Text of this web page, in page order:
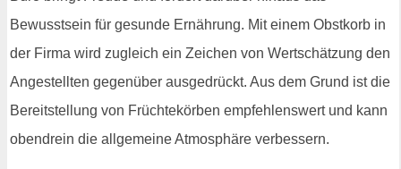
Bewusstsein für gesunde Ernährung. Mit einem Obstkorb in
der Firma wird zugleich ein Zeichen von Wertschätzung den
Angestellten gegenüber ausgedrückt. Aus dem Grund ist die
Bereitstellung von Früchtekörben empfehlenswert und kann
obendrein die allgemeine Atmosphäre verbessern.